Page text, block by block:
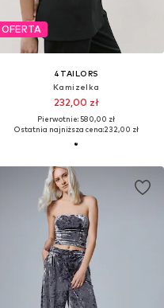
OFERTA
4TAILORS
Kamizelka
232,00 zł
Pierwotnie: 580,00 zł
Ostatnia najniższa cena:232,00 zł